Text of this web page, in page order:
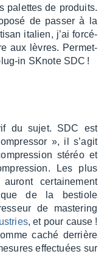
palettes de produits.
de passer à la
italien, j’ai forcé­
aux lèvres. Permet­
in SKnote SDC !
du sujet. SDC est
», il s’agit
stéréo et
Les plus
certai­ne­ment
de la bestiole
de maste­ring
, et pour cause !
caché derrière
effec­tuées sur